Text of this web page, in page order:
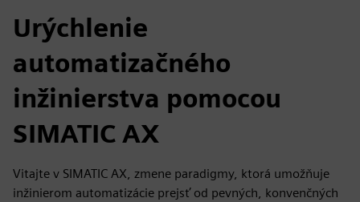
Urýchlenie
automatizačného
inžinierstva pomocou
SIMATIC AX
Vitajte v SIMATIC AX, zmene paradigmy, ktorá umožňuje
inžinierom automatizácie prejsť od pevných, konvenčných